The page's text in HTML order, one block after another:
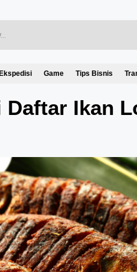
Ekspedisi Game Tips Bisnis
Ikan